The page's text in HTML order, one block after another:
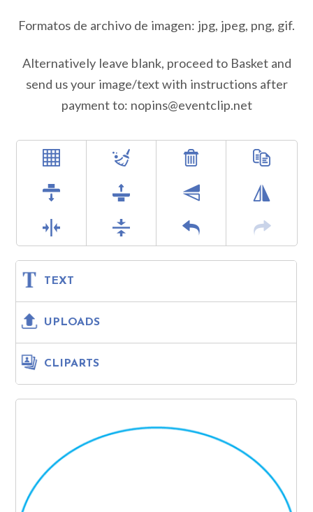
Formatos de archivo de imagen: jpg, jpeg, png, gif.
Alternatively leave blank, proceed to Basket and
send us your image/text with instructions after
payment to: nopins@eventclip.net
TEXT
UPLOADS
CLIPARTS